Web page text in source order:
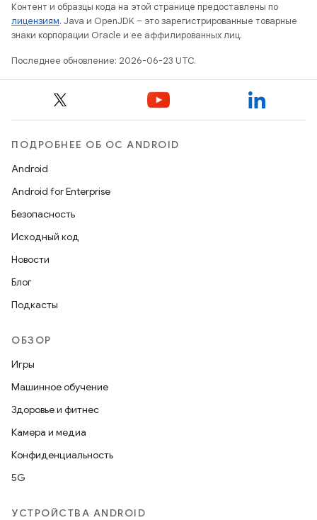
Контент и образцы кода на этой странице предоставлены по
лицензиям. Java и OpenJDK – это зарегистрированные товарные
знаки корпорации Oracle и ее аффилированных лиц.
Последнее обновление: 2026-06-23 UTC.
ПОДРОБНЕЕ ОБ ОС ANDROID
Android
Android for Enterprise
Безопасность
Исходный код
Новости
Блог
Подкасты
ОБЗОР
Игры
Машинное обучение
Здоровье и фитнес
Камера и медиа
Конфиденциальность
5G
УСТРОЙСТВА ANDROID